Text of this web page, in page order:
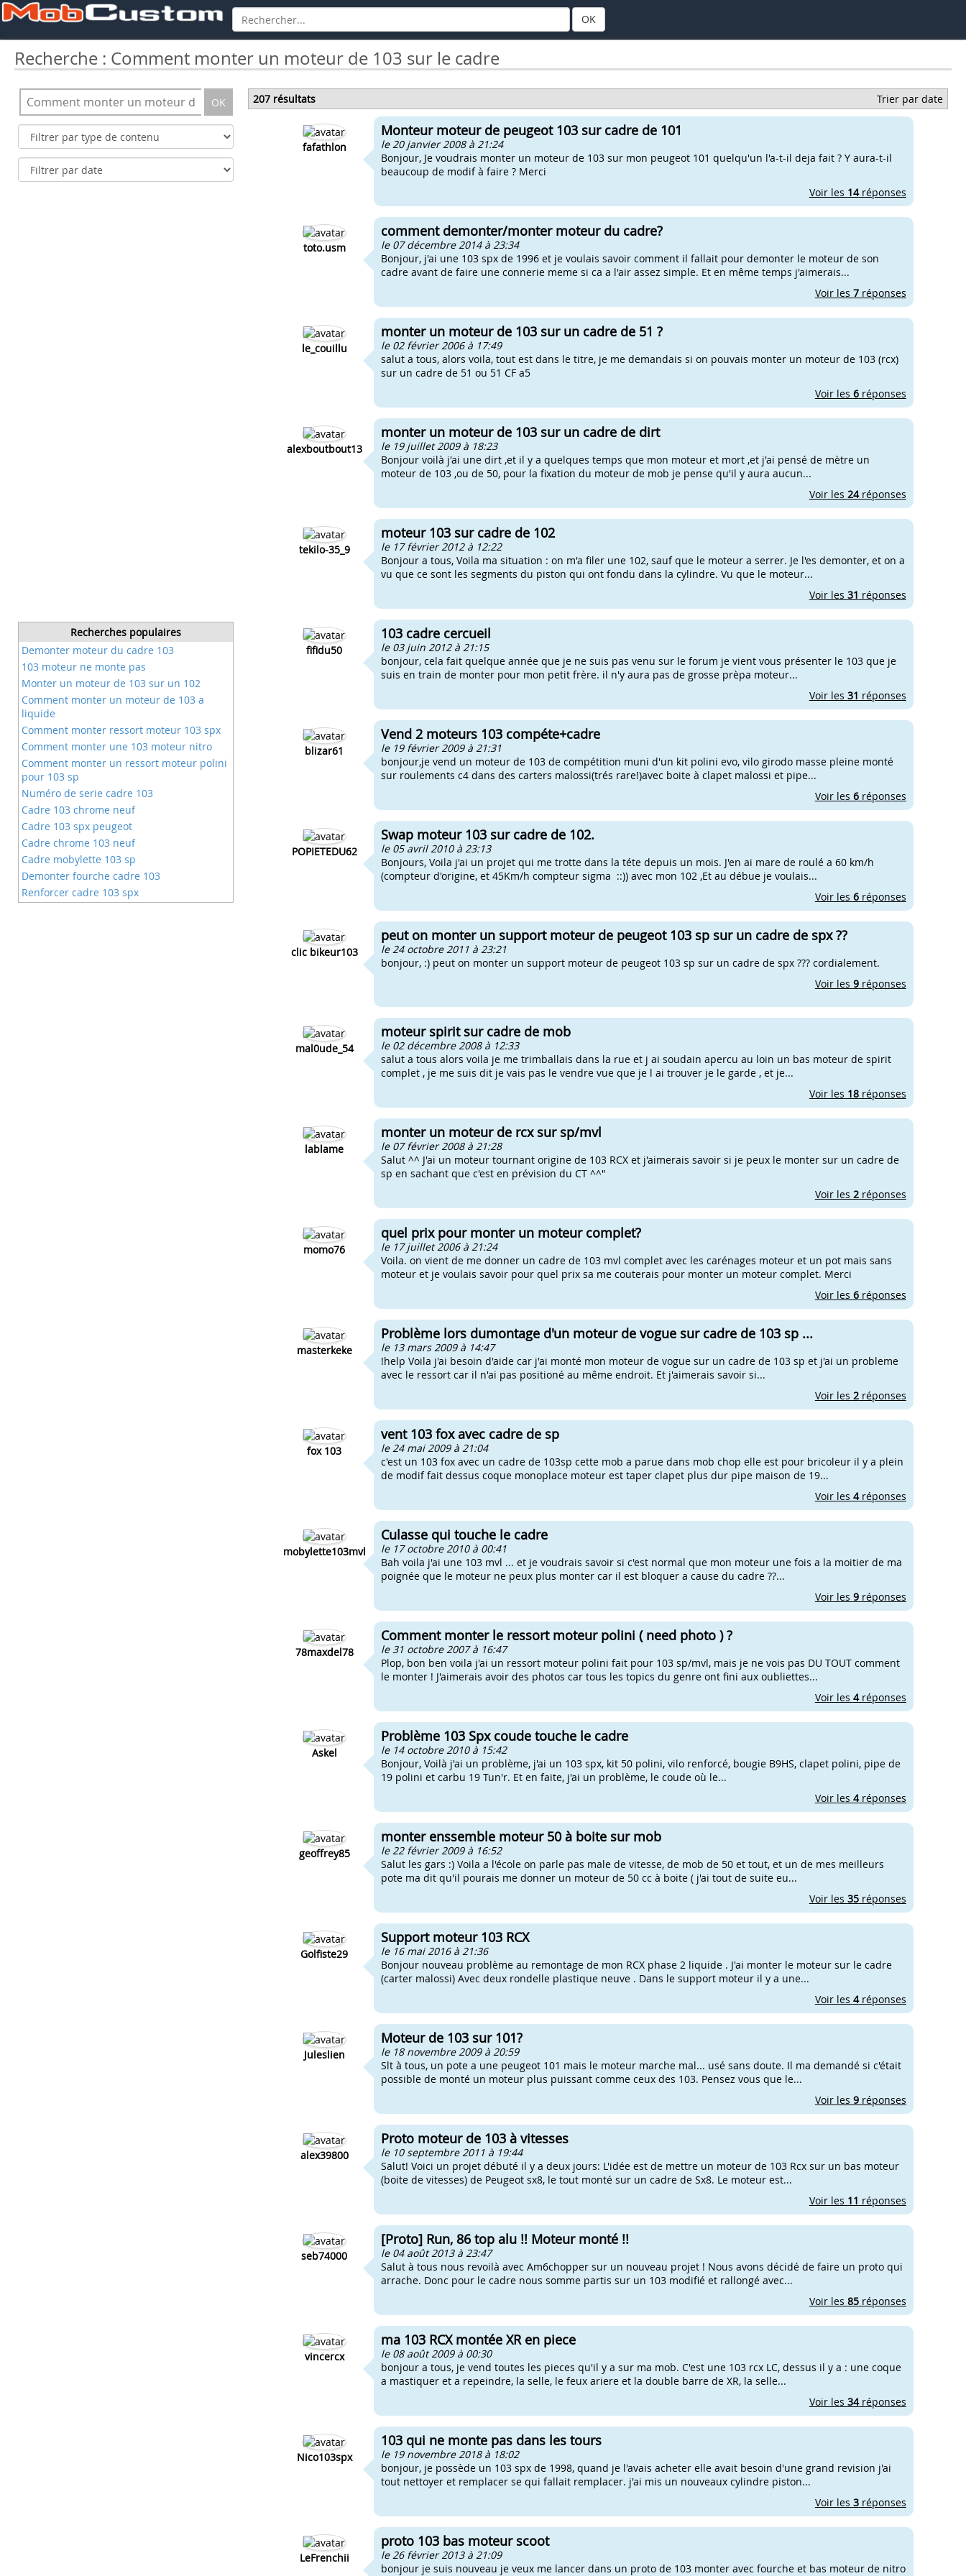
OK
Recherche : Comment monter un moteur de 103 sur le cadre
OK
Recherches populaires
Demonter moteur du cadre 103
103 moteur ne monte pas
Monter un moteur de 103 sur un 102
Comment monter un moteur de 103 a
liquide
Comment monter ressort moteur 103 spx
Comment monter une 103 moteur nitro
Comment monter un ressort moteur polini
pour 103 sp
Numéro de serie cadre 103
Cadre 103 chrome neuf
Cadre 103 spx peugeot
Cadre chrome 103 neuf
Cadre mobylette 103 sp
Demonter fourche cadre 103
Renforcer cadre 103 spx
207 résultats Trier par date
fafathlon
Monteur moteur de peugeot 103 sur cadre de 101
le 20 janvier 2008 à 21:24
Bonjour, Je voudrais monter un moteur de 103 sur mon peugeot 101 quelqu'un l'a-t-il deja fait ? Y aura-t-il
beaucoup de modif à faire ? Merci
Voir les 14réponses
toto.usm
comment demonter/monter moteur du cadre?
le 07 décembre 2014 à 23:34
Bonjour, j'ai une 103 spx de 1996 et je voulais savoir comment il fallait pour demonter le moteur de son
cadre avant de faire une connerie meme si ca a l'air assez simple. Et en même temps j'aimerais...
Voir les 7réponses
le_couillu
monter un moteur de 103 sur un cadre de 51 ?
le 02 février 2006 à 17:49
salut a tous, alors voila, tout est dans le titre, je me demandais si on pouvais monter un moteur de 103 (rcx)
sur un cadre de 51 ou 51 CF a5
Voir les 6réponses
alexboutbout13
monter un moteur de 103 sur un cadre de dirt
le 19 juillet 2009 à 18:23
Bonjour voilà j'ai une dirt ,et il y a quelques temps que mon moteur et mort ,et j'ai pensé de mètre un
moteur de 103 ,ou de 50, pour la fixation du moteur de mob je pense qu'il y aura aucun...
Voir les 24réponses
tekilo-35_9
moteur 103 sur cadre de 102
le 17 février 2012 à 12:22
Bonjour a tous, Voila ma situation : on m'a filer une 102, sauf que le moteur a serrer. Je l'es demonter, et on a
vu que ce sont les segments du piston qui ont fondu dans la cylindre. Vu que le moteur...
Voir les 31 réponses
fifidu50
103 cadre cercueil
le 03 juin 2012 à 21:15
bonjour, cela fait quelque année que je ne suis pas venu sur le forum je vient vous présenter le 103 que je
suis en train de monter pour mon petit frère. il n'y aura pas de grosse prèpa moteur...
Voir les 31 réponses
blizar61
Vend 2 moteurs 103 compéte+cadre
le 19 février 2009 à 21:31
bonjour,je vend un moteur de 103 de compétition muni d'un kit polini evo, vilo girodo masse pleine monté
sur roulements c4 dans des carters malossi(trés rare!)avec boite à clapet malossi et pipe...
Voir les 6réponses
POPIETEDU62
Swap moteur 103 sur cadre de 102.
le 05 avril 2010 à 23:13
Bonjours, Voila j'ai un projet qui me trotte dans la téte depuis un mois. J'en ai mare de roulé a 60 km/h
(compteur d'origine, et 45Km/h compteur sigma ::)) avec mon 102 ,Et au débue je voulais...
Voir les 6réponses
clic bikeur103
peut on monter un support moteur de peugeot 103 sp sur un cadre de spx ??
le 24 octobre 2011 à 23:21
bonjour, :) peut on monter un support moteur de peugeot 103 sp sur un cadre de spx ??? cordialement.
Voir les 9réponses
mal0ude_54
moteur spirit sur cadre de mob
le 02 décembre 2008 à 12:33
salut a tous alors voila je me trimballais dans la rue et j ai soudain apercu au loin un bas moteur de spirit
complet , je me suis dit je vais pas le vendre vue que je l ai trouver je le garde , et je...
Voir les 18réponses
lablame
monter un moteur de rcx sur sp/mvl
le 07 février 2008 à 21:28
Salut ^^ J'ai un moteur tournant origine de 103 RCX et j'aimerais savoir si je peux le monter sur un cadre de
sp en sachant que c'est en prévision du CT ^^"
Voir les 2réponses
momo76
quel prix pour monter un moteur complet?
le 17 juillet 2006 à 21:24
Voila. on vient de me donner un cadre de 103 mvl complet avec les carénages moteur et un pot mais sans
moteur et je voulais savoir pour quel prix sa me couterais pour monter un moteur complet. Merci
Voir les 6réponses
masterkeke
Problème lors dumontage d'un moteur de vogue sur cadre de 103 sp ...
le 13 mars 2009 à 14:47
!help Voila j'ai besoin d'aide car j'ai monté mon moteur de vogue sur un cadre de 103 sp et j'ai un probleme
avec le ressort car il n'ai pas positioné au même endroit. Et j'aimerais savoir si...
Voir les 2réponses
fox 103
vent 103 fox avec cadre de sp
le 24 mai 2009 à 21:04
c'est un 103 fox avec un cadre de 103sp cette mob a parue dans mob chop elle est pour bricoleur il y a plein
de modif fait dessus coque monoplace moteur est taper clapet plus dur pipe maison de 19...
Voir les 4réponses
mobylette103mvl
Culasse qui touche le cadre
le 17 octobre 2010 à 00:41
Bah voila j'ai une 103 mvl ... et je voudrais savoir si c'est normal que mon moteur une fois a la moitier de ma
poignée que le moteur ne peux plus monter car il est bloquer a cause du cadre ??...
Voir les 9réponses
78maxdel78
Comment monter le ressort moteur polini ( need photo ) ?
le 31 octobre 2007 à 16:47
Plop, bon ben voila j'ai un ressort moteur polini fait pour 103 sp/mvl, mais je ne vois pas DU TOUT comment
le monter ! J'aimerais avoir des photos car tous les topics du genre ont fini aux oubliettes...
Voir les 4réponses
Askel
Problème 103 Spx coude touche le cadre
le 14 octobre 2010 à 15:42
Bonjour, Voilà j'ai un problème, j'ai un 103 spx, kit 50 polini, vilo renforcé, bougie B9HS, clapet polini, pipe de
19 polini et carbu 19 Tun'r. Et en faite, j'ai un problème, le coude où le...
Voir les 4réponses
geoffrey85
monter enssemble moteur 50 à boite sur mob
le 22 février 2009 à 16:52
Salut les gars :) Voila a l'école on parle pas male de vitesse, de mob de 50 et tout, et un de mes meilleurs
pote ma dit qu'il pourais me donner un moteur de 50 cc à boite ( j'ai tout de suite eu...
Voir les 35réponses
Golfiste29
Support moteur 103 RCX
le 16 mai 2016 à 21:36
Bonjour nouveau problème au remontage de mon RCX phase 2 liquide . J'ai monter le moteur sur le cadre
(carter malossi) Avec deux rondelle plastique neuve . Dans le support moteur il y a une...
Voir les 4réponses
Juleslien
Moteur de 103 sur 101?
le 18 novembre 2009 à 20:59
Slt à tous, un pote a une peugeot 101 mais le moteur marche mal... usé sans doute. Il ma demandé si c'était
possible de monté un moteur plus puissant comme ceux des 103. Pensez vous que le...
Voir les 9réponses
alex39800
Proto moteur de 103 à vitesses
le 10 septembre 2011 à 19:44
Salut! Voici un projet débuté il y a deux jours: L'idée est de mettre un moteur de 103 Rcx sur un bas moteur
(boite de vitesses) de Peugeot sx8, le tout monté sur un cadre de Sx8. Le moteur est...
Voir les 11 réponses
seb74000
[Proto] Run, 86 top alu !! Moteur monté !!
le 04 août 2013 à 23:47
Salut à tous nous revoilà avec Am6chopper sur un nouveau projet ! Nous avons décidé de faire un proto qui
arrache. Donc pour le cadre nous somme partis sur un 103 modifié et rallongé avec...
Voir les 85réponses
vincercx
ma 103 RCX montée XR en piece
le 08 août 2009 à 00:30
bonjour a tous, je vend toutes les pieces qu'il y a sur ma mob. C'est une 103 rcx LC, dessus il y a : une coque
a mastiquer et a repeindre, la selle, le feux ariere et la double barre de XR, la selle...
Voir les 34réponses
Nico103spx
103 qui ne monte pas dans les tours
le 19 novembre 2018 à 18:02
bonjour, je possède un 103 spx de 1998, quand je l'avais acheter elle avait besoin d'une grand revision j'ai
tout nettoyer et remplacer se qui fallait remplacer. j'ai mis un nouveaux cylindre piston...
Voir les 3réponses
LeFrenchii
proto 103 bas moteur scoot
le 26 février 2013 à 21:09
bonjour je suis nouveau je veux me lancer dans un proto de 103 monter avec fourche et bas moteur de nitro